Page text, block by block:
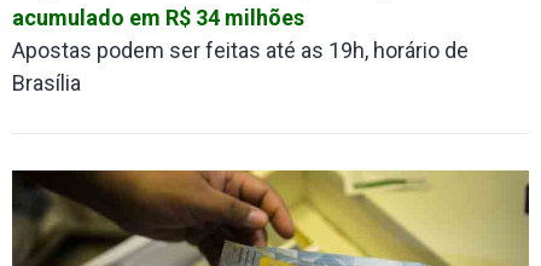
acumulado em R$ 34 milhões
Apostas podem ser feitas até as 19h, horário de
Brasília